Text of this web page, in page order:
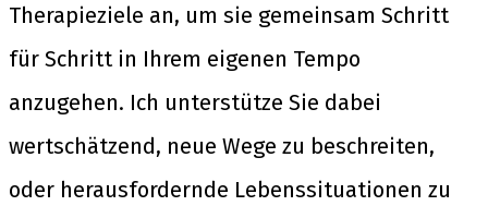
Therapieziele an, um sie gemeinsam Schritt
für Schritt in Ihrem eigenen Tempo
anzugehen. Ich unterstütze Sie dabei
wertschätzend, neue Wege zu beschreiten,
oder herausfordernde Lebenssituationen zu